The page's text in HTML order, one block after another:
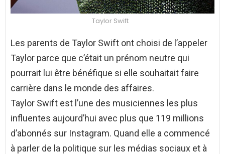
Taylor Swift
Les parents de Taylor Swift ont choisi de l’appeler
Taylor parce que c’était un prénom neutre qui
pourrait lui être bénéfique si elle souhaitait faire
carrière dans le monde des affaires.
Taylor Swift est l’une des musiciennes les plus
influentes aujourd’hui avec plus que 119 millions
d’abonnés sur Instagram. Quand elle a commencé
à parler de la politique sur les médias sociaux et à